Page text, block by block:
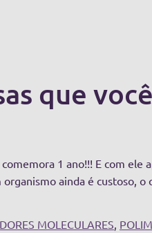
que
comemora 1 ano!!! E com ele
ainda é custoso, o
MOLECULARES,